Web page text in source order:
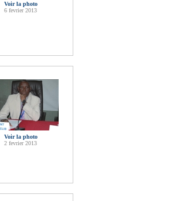
Voir la photo
6 fevrier 2013
Voir la photo
2 fevrier 2013